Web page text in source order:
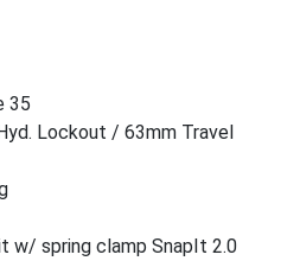
35
Lockout / 63mm Travel
w/ spring clamp SnapIt 2.0